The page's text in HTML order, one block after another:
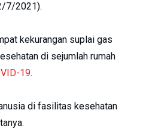
7/2021).
kekurangan suplai gas
di sejumlah rumah
19.
di fasilitas kesehatan